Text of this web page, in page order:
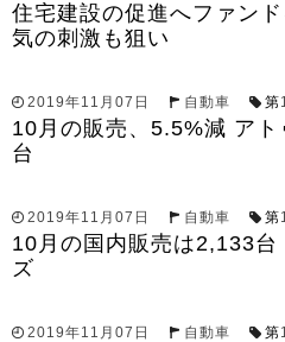
住宅建設の促進へファン
気の刺激も狙い
2019年11月07日 自動車 第
10月の販売、5.5%減 ア
台
2019年11月07日 自動車 第
10月の国内販売は2,133台
ズ
2019年11月07日 自動車 第